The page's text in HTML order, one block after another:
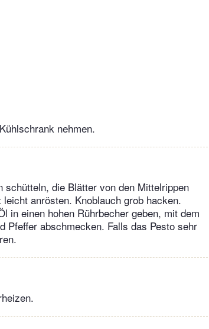
nehmen.
die Blätter von den Mittelrippen
anrösten. Knoblauch grob hacken.
in einen hohen Rührbecher geben, mit dem
Pfeffer abschmecken. Falls das Pesto sehr